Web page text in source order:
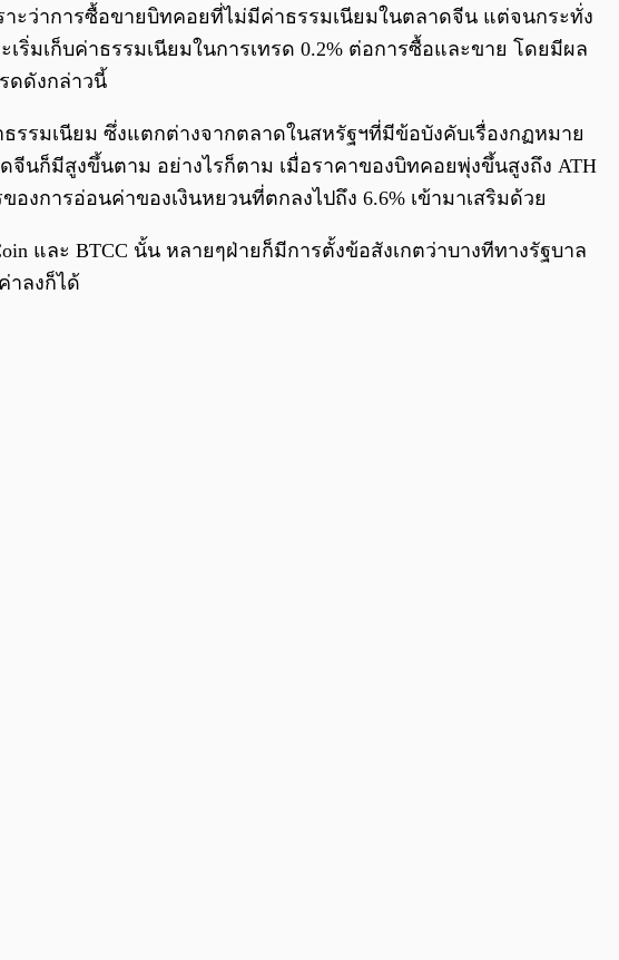
0:00 0:00
ะว่าการซื้อขายบิทคอยที่ไม่มีค่าธรรมเนียมในตลาดจีน แต่จนกระทั่ง
ริ่มเก็บค่าธรรมเนียมในการเทรด 0.2% ต่อการซื้อและขาย โดยมีผล
ดดังกล่าวนี้
รมเนียม ซึ่งแตกต่างจากตลาดในสหรัฐฯที่มีข้อบังคับเรื่องกฏหมาย
นก็มีสูงขึ้นตาม อย่างไรก็ตาม เมื่อราคาของบิทคอยพุ่งขึ้นสูงถึง ATH
งการอ่อนค่าของเงินหยวนที่ตกลงไปถึง 6.6% เข้ามาเสริมด้วย
และ BTCC นั้น หลายๆฝ่ายก็มีการตั้งข้อสังเกตว่าบางทีทางรัฐบาล
าลงก็ได้